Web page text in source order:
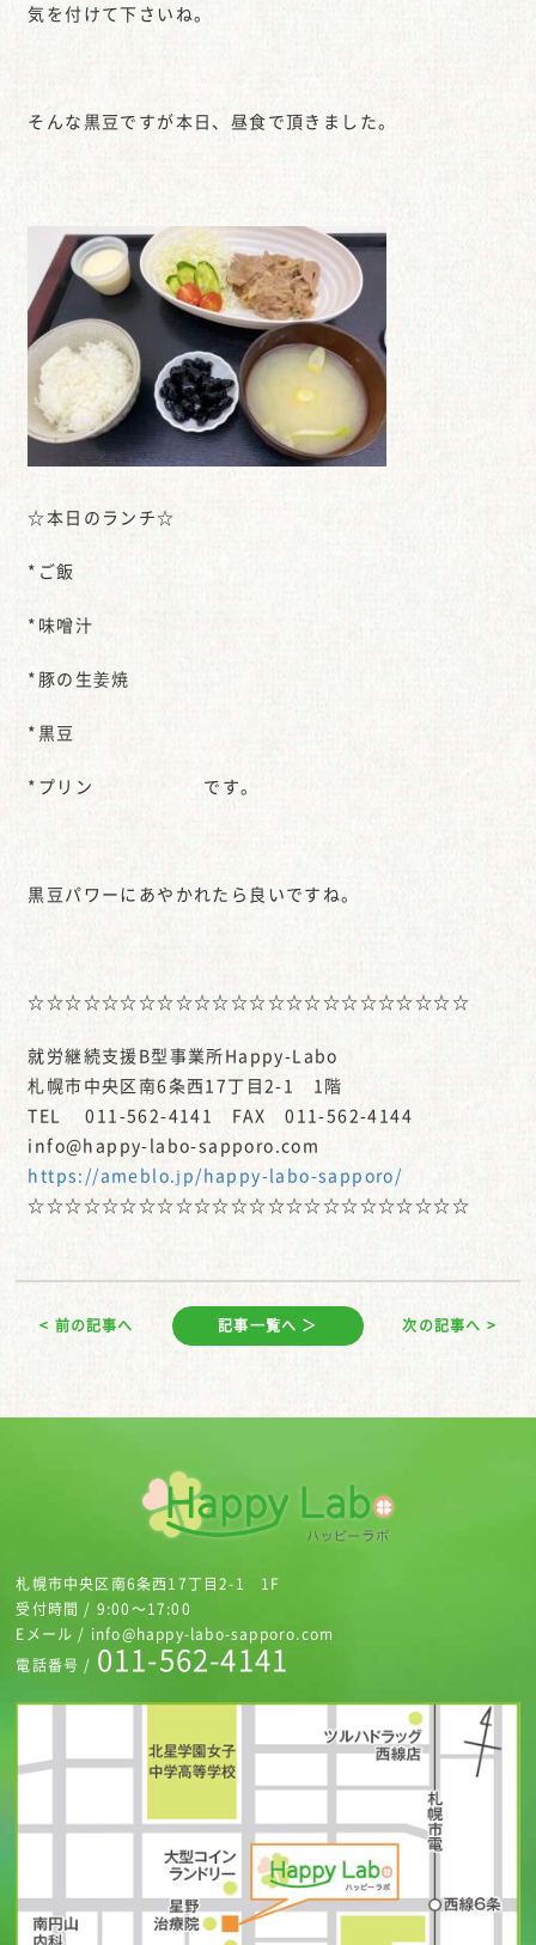
気を付けて下さいね。
そんな黒豆ですが本日、昼食で頂きました。
☆本日のランチ☆
*ご飯
*味噌汁
*豚の生姜焼
*黒豆
*プリン です。
黒豆パワーにあやかれたら良いですね。
☆☆☆☆☆☆☆☆☆☆☆☆☆☆☆☆☆☆☆☆☆☆☆☆
就労継続支援B型事業所Happy-Labo
札幌市中央区南6条西17丁目2-1 1階
TEL 011-562-4141 FAX 011-562-4144
info@happy-labo-sapporo.com
https://ameblo.jp/happy-labo-sapporo/
☆☆☆☆☆☆☆☆☆☆☆☆☆☆☆☆☆☆☆☆☆☆☆☆
< 前の記事へ 記事一覧へ ＞ 次の記事へ >
札幌市中央区南6条西17丁目2-1 1F
受付時間 / 9:00～17:00
Eメール / info@happy-labo-sapporo.com
電話番号 / 011-562-4141